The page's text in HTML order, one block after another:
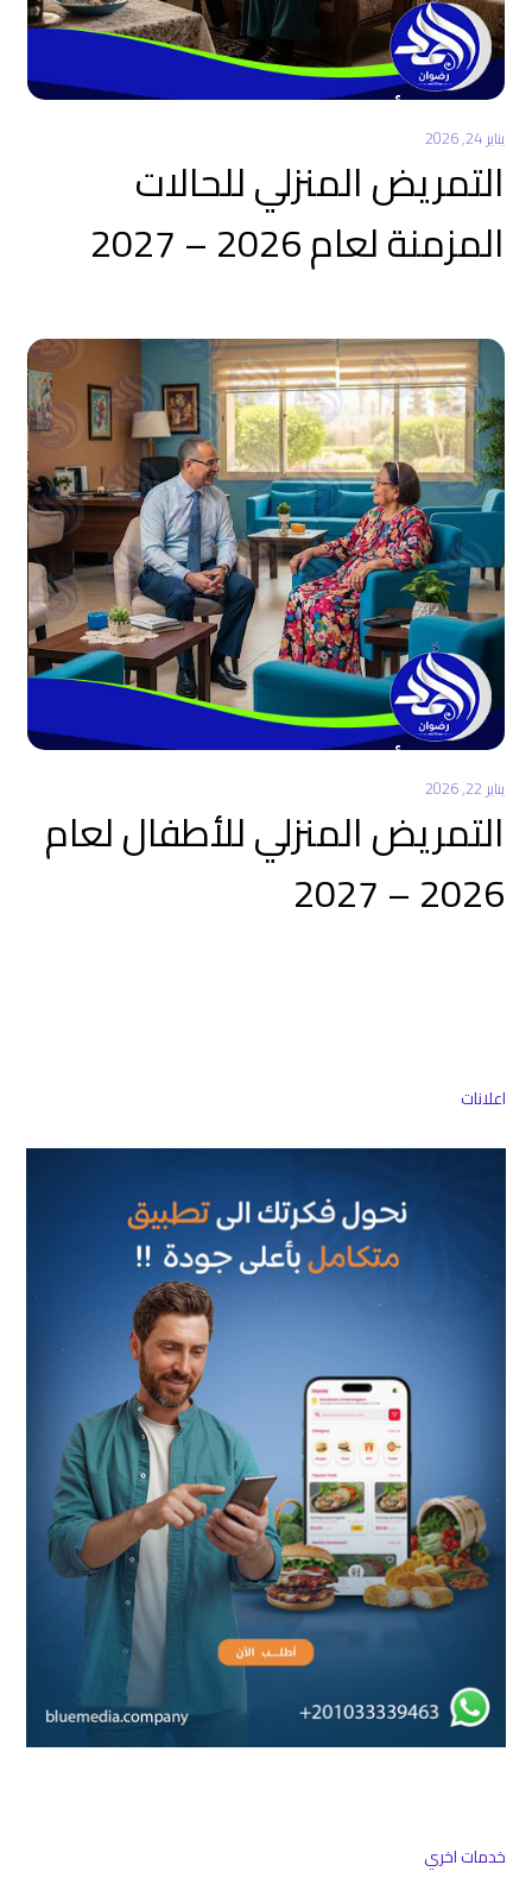
يناير 24, 2026
التمريض المنزلي للحالات
المزمنة لعام 2026 – 2027
يناير 22, 2026
التمريض المنزلي للأطفال لعام
2026 – 2027
اعلانات
خدمات اخري